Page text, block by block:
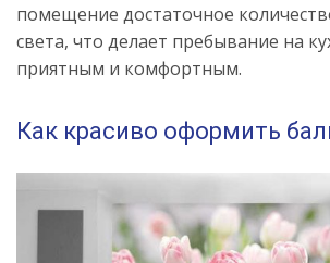
помещение достаточное
света, что делает пребывание на
приятным и комфортным.
Как красиво оформить